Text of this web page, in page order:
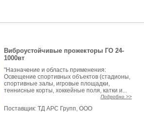
Виброустойчивые прожекторы ГО 24-
1000вт
"Назначение и область применения:
Освещение спортивных объектов (стадионы,
спортивные залы, игровые площадки,
теннисные корты, хоккейные поля, катки и...
Подробно >>
Поставщик:ТД АРС Групп, ООО